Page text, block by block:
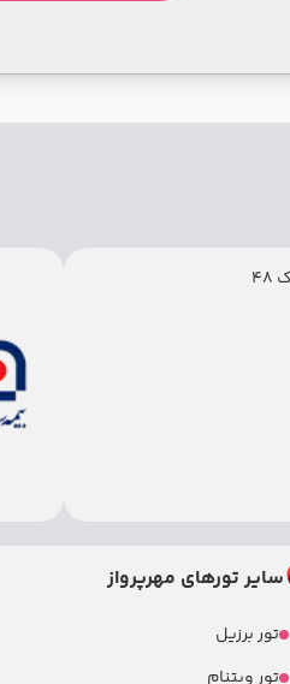
سایر تورهای مهرپرواز
تور برزیل
تور ویتنام